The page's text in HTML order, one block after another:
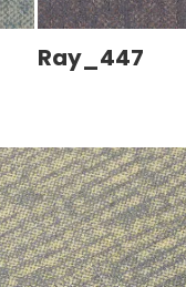
Ray_447